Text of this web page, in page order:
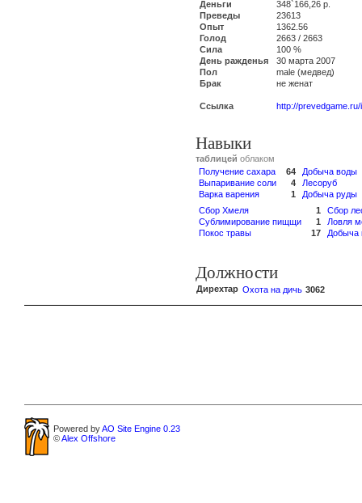
Деньги
348`166,26 р.
Преведы
23613
Опыт
1362.56
Голод
2663 / 2663
Сила
100 %
День ражденья
30 марта 2007
Пол
male (медвед)
Брак
не женат
Ссылка http://
Навыки
таблицей облаком
Получение сахара
64
Выпаривание соли
4
Варка варения
1
Добыча воды
Лесоруб
Добыча руды
Сбор Хмеля
1
Сублимирование пищщи
1
Покос травы
17
Сбор
Ловля
Добыча
Должности
Дирехтар Охота на дичь 3062
Powered byAO Site Engine 0.23
©Alex Offshore